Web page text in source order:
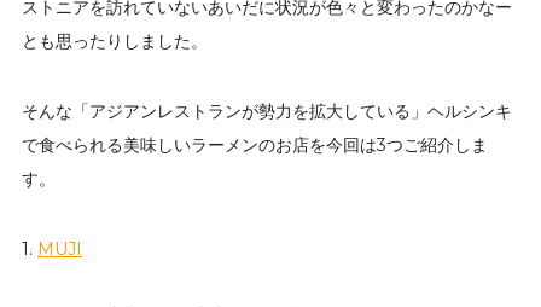
ストニアを訪れていないあいだに状況が色々と変わったのかなー
とも思ったりしました。
そんな「アジアンレストランが勢力を拡大している」ヘルシンキ
で食べられる美味しいラーメンのお店を今回は3つご紹介しま
す。
1. MUJI